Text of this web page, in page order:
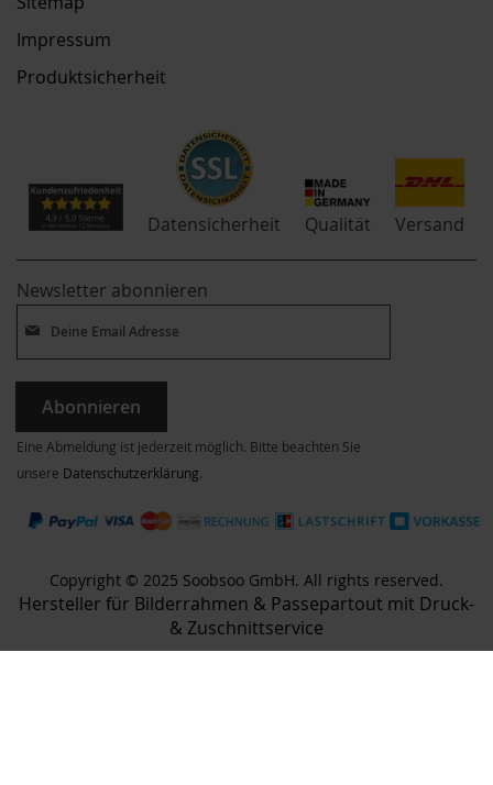
Impressum
Produktsicherheit
Datensicherheit Qualität Versand
Newsletter abonnieren
Abonnieren
Eine Abmeldung ist jederzeit möglich. Bitte beachten Sie
unsere Datenschutzerklärung.
Copyright © 2025 Soobsoo GmbH. All rights reserved.
Hersteller für Bilderrahmen & Passepartout mit Druck-
& Zuschnittservice